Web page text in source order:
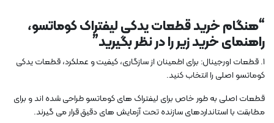
“هنگام خرید قطعات یدکی لیفتراک کوماتسو،
راهنمای خرید زیر را در نظر بگیرید”
1. قطعات اورجینال: برای اطمینان از سازگاری، کیفیت و عملکرد، قطعات یدکی
کوماتسو اصلی را انتخاب کنید.
قطعات اصلی به طور خاص برای لیفتراک های کوماتسو طراحی شده اند و برای
مطابقت با استانداردهای سازنده تحت آزمایش های دقیق قرار می گیرند.